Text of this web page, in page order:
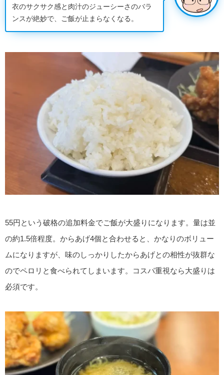
衣のサクサク感と肉汁のジューシーさのバラ
ンスが絶妙で、ご飯が止まらなくなる。
55円という破格の追加料金でご飯が大盛りになります。量は並
の約1.5倍程度。からあげ4個と合わせると、かなりのボリュー
ムになりますが、味のしっかりしたからあげとの相性が抜群な
のでペロリと食べられてしまいます。コスパ重視なら大盛りは
必須です。